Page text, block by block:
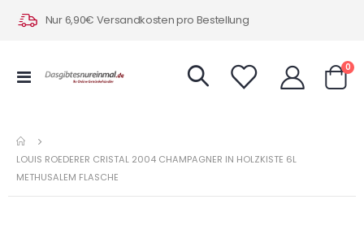
Nur 6,90€ Versandkosten pro Bestellung
Navigation
0
LOUIS ROEDERER CRISTAL 2004 CHAMPAGNER IN HOLZKISTE 6L
METHUSALEM FLASCHE